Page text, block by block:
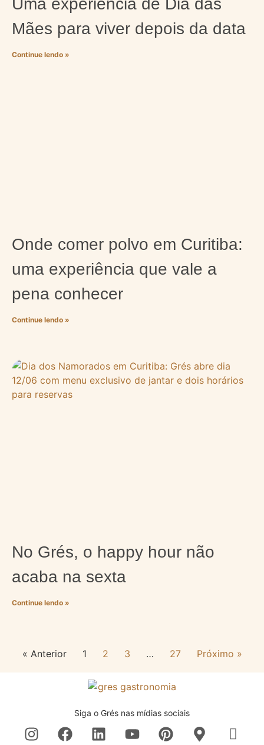
Uma experiência de Dia das
Mães para viver depois da data
Continue lendo »
Onde comer polvo em Curitiba:
uma experiência que vale a
pena conhecer
Continue lendo »
No Grés, o happy hour não
acaba na sexta
Continue lendo »
« Anterior 1 2 3 … 27 Próximo »
Siga o Grés nas mídias sociais